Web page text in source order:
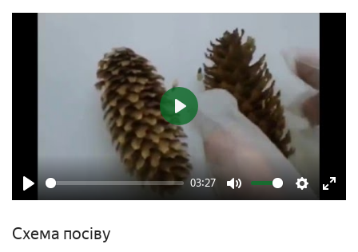
Play
03:27
Mute Settings
Enter
Play
Схема посіву